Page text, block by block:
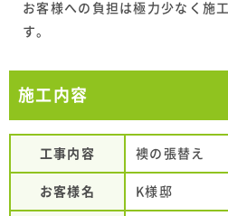
お客様への負担は極力少なく施
す。
施工内容
工事内容 襖の張替え
お客様名 K様邸